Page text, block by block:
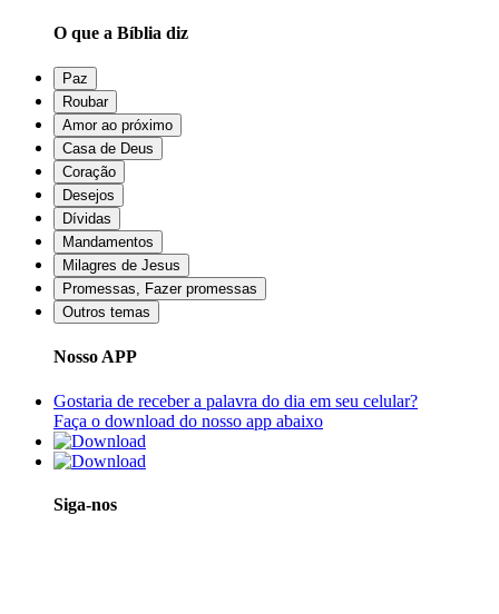
O que a Bíblia diz
Paz
Roubar
Amor ao próximo
Casa de Deus
Coração
Desejos
Dívidas
Mandamentos
Milagres de Jesus
Promessas, Fazer promessas
Outros temas
Nosso APP
Gostaria de receber a palavra do dia em seu celular?
Faça o download do nosso app abaixo
Siga-nos